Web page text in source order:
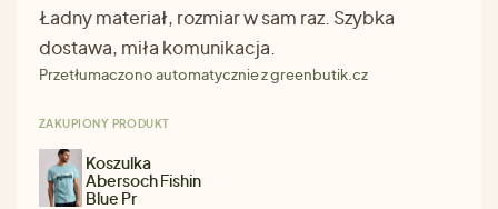
Ładny materiał, rozmiar w sam raz. Szybka
dostawa, miła komunikacja.
Przetłumaczono automatycznie z greenbutik.cz
ZAKUPIONY PRODUKT
Koszulka
Abersoch Fishin
Blue Pr